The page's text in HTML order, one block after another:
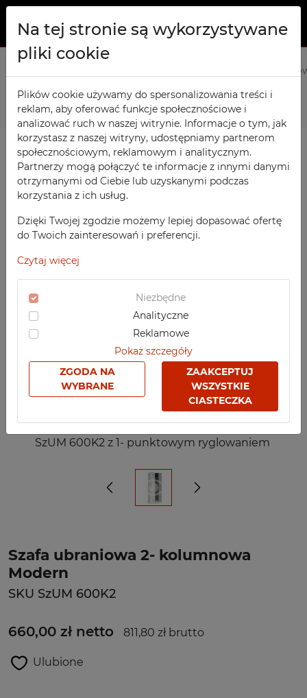
Na tej stronie są wykorzystywane
pliki cookie
Plików cookie używamy do spersonalizowania treści i
reklam, aby oferować funkcje społecznościowe i
analizować ruch w naszej witrynie. Informacje o tym, jak
korzystasz z naszej witryny, udostępniamy partnerom
społecznościowym, reklamowym i analitycznym.
Partnerzy mogą połączyć te informacje z innymi danymi
otrzymanymi od Ciebie lub uzyskanymi podczas
korzystania z ich usług.
Dzięki Twojej zgodzie możemy lepiej dopasować ofertę
do Twoich zainteresowań i preferencji.
Czytaj więcej
Niezbędne
Analityczne
Reklamowe
Pokaż szczegóły
ZGODA NA
WYBRANE
ZAAKCEPTUJ
WSZYSTKIE
CIASTECZKA
O NAS
PRODUKTY
Szafy TECHCODE RFID
Warsztatowe
Meble socjalne
Sportowe
Medyczne
Z nadrukiem
KONTAKT
ULUBIONE
OBSERWOWANE
LOGOWANIE
Szafa
Poprzedni Następny
SzUM 600K2 z 1- punktowym ryglowaniem
Szafa ubraniowa 2- kolumnowa
Modern
SKU SzUM 600K2
660,00 zł netto 811,80 zł brutto
Ulubione